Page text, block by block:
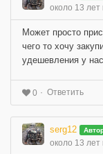
около 13 лет
Может просто
чего то хочу
удешевления у
0 Ответить
serg12
около 13 лет